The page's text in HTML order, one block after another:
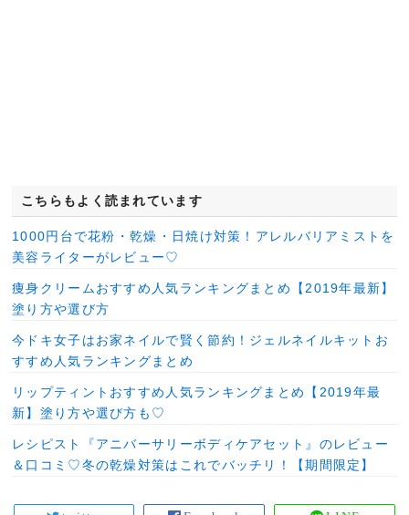
こちらもよく読まれています
1000円台で花粉・乾燥・日焼け対策！アレルバリアミストを
美容ライターがレビュー♡
痩身クリームおすすめ人気ランキングまとめ【2019年最新】
塗り方や選び方
今ドキ女子はお家ネイルで賢く節約！ジェルネイルキットお
すすめ人気ランキングまとめ
リップティントおすすめ人気ランキングまとめ【2019年最
新】塗り方や選び方も♡
レシピスト『アニバーサリーボディケアセット』のレビュー
＆口コミ♡冬の乾燥対策はこれでバッチリ！【期間限定】